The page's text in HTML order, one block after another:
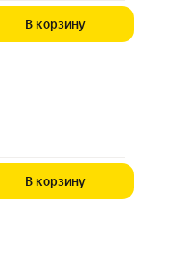
В корзину
В корзину